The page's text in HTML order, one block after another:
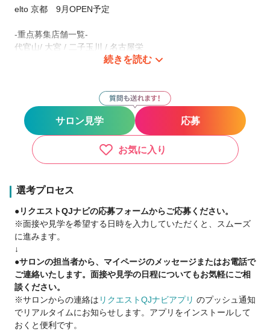
elto 京都 9月OPEN予定
-重点募集店舗一覧-
代官山/ 大宮 / 二子玉川 / 名古屋栄
・店長をはじめ、教育陣、外部講師のしっかりとした講習やア
ドバイスでのサポート体制万全
▼経験・知識・勉強
・店長に必要なスキルアップ勉強会
・将来確実に成功するフランチャイズ制度も有り
▼Luce Tiffa Mauveでは多様な働き方が選択可能
・トップスタイリストを目指したい
┗入社後すぐに平均月100万の売上に！集客は本部が一括で対
応！自社アカデミーの講師・店内講習も充実！
・仕事と子育てを両立させたい
┗ ママさん美容師多数在籍♪自分のペースで施術できます◎
・独立・開業したい
┗ フランチャイズ制度あり◎資金調達から出店後の集客まで全
続きを読む
サロン見学 応募
お気に入り
選考プロセス
●リクエストQJナビの応募フォームからご応募ください。
※面接や見学を希望する日時を入力していただくと、スムーズ
に進みます。
↓
●サロンの担当者から、マイページのメッセージまたはお電話で
ご連絡いたします。面接や見学の日程についてもお気軽にご相
談ください。
※サロンからの連絡は リクエストQJナビアプリ のプッシュ通知
でリアルタイムにお知らせします。アプリをインストールして
おくと便利です。